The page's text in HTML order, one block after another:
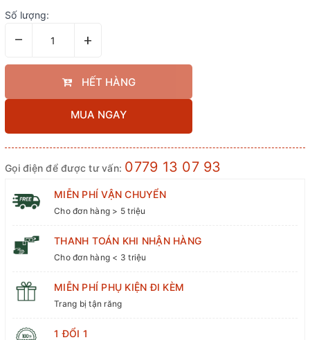
Số lượng:
– +
HẾT HÀNG
MUA NGAY
Gọi điện để được tư vấn: 0779 13 07 93
MIỄN PHÍ VẬN CHUYỂN
Cho đơn hàng > 5 triệu
THANH TOÁN KHI NHẬN HÀNG
Cho đơn hàng < 3 triệu
MIỄN PHÍ PHỤ KIỆN ĐI KÈM
Trang bị tận răng
1 ĐỔI 1